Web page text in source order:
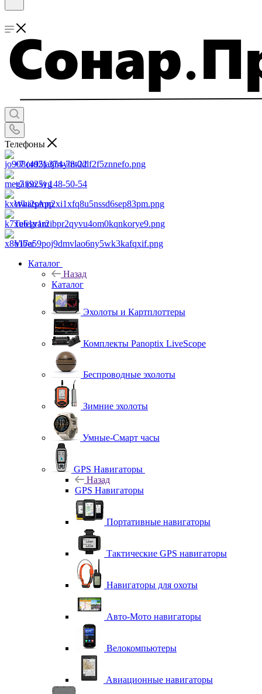
Телефоны
+7 (495) 374-78-22
+7 (925) 148-50-54
WhatsApp
Telegram
Viber
Каталог
Назад
Каталог
Эхолоты и Картплоттеры
Комплекты Panoptix LiveScope
Беспроводные эхолоты
Зимние эхолоты
Умные-Смарт часы
GPS Навигаторы
Назад
GPS Навигаторы
Портативные навигаторы
Тактические GPS навигаторы
Навигаторы для охоты
Авто-Мото навигаторы
Велокомпьютеры
Авиационные навигаторы